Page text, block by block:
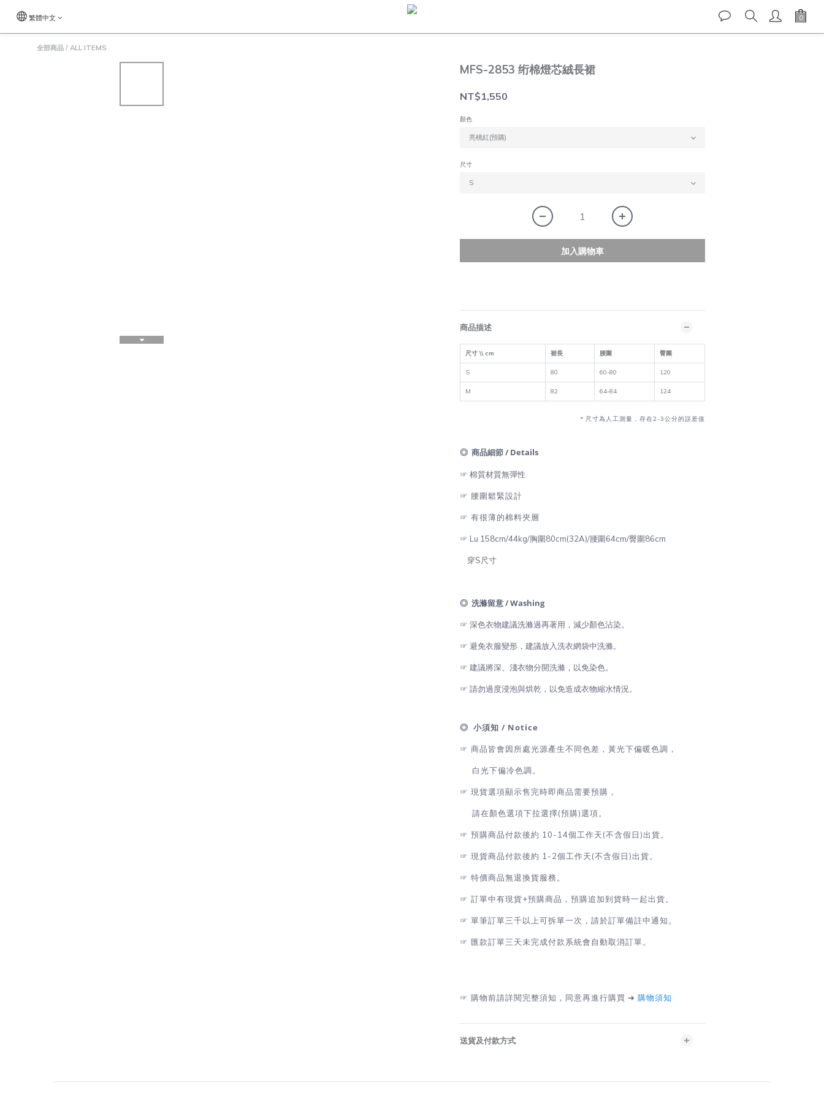
繁體中文
全部商品 / ALL ITEMS
MFS-2853 绗棉燈芯絨長裙
NT$1,550
顏色
尺寸
加入購物車
商品描述
尺寸 \\ cm 裙長 腰圍 臀圍
S 80 60-80 120
M 82 64-84 124
＊尺寸為人工測量，存在2-3公分的誤差值
◎ 商品細節 / Details
☞ 棉質材質無彈性
☞ 腰圍鬆緊設計
☞ 有很薄的棉料夾層
☞ Lu 158cm/44kg/胸圍80cm(32A)/腰圍64cm/臀圍86cm
穿S尺寸
◎ 洗滌留意 / Washing
☞ 深色衣物建議洗滌過再著用，減少顏色沾染。
☞ 避免衣服變形，建議放入洗衣網袋中洗滌。
☞ 建議將深、淺衣物分開洗滌，以免染色。
☞ 請勿過度浸泡與烘乾，以免造成衣物縮水情況。
◎ 小須知 / Notice
☞ 商品皆會因所處光源產生不同色差，黃光下偏暖色調，
白光下偏冷色調。
☞ 現貨選項顯示售完時即商品需要預購，
請在顏色選項下拉選擇(預購)選項。
☞ 預購商品付款後約 10-14個工作天(不含假日)出貨。
☞ 現貨商品付款後約 1-2個工作天(不含假日)出貨。
☞ 特價商品無退換貨服務。
☞ 訂單中有現貨+預購商品，預購追加到貨時一起出貨。
☞ 單筆訂單三千以上可拆單一次，請於訂單備註中通知。
☞ 匯款訂單三天未完成付款系統會自動取消訂單。
☞ 購物前請詳閱完整須知，同意再進行購買 ➜ 購物須知
送貨及付款方式